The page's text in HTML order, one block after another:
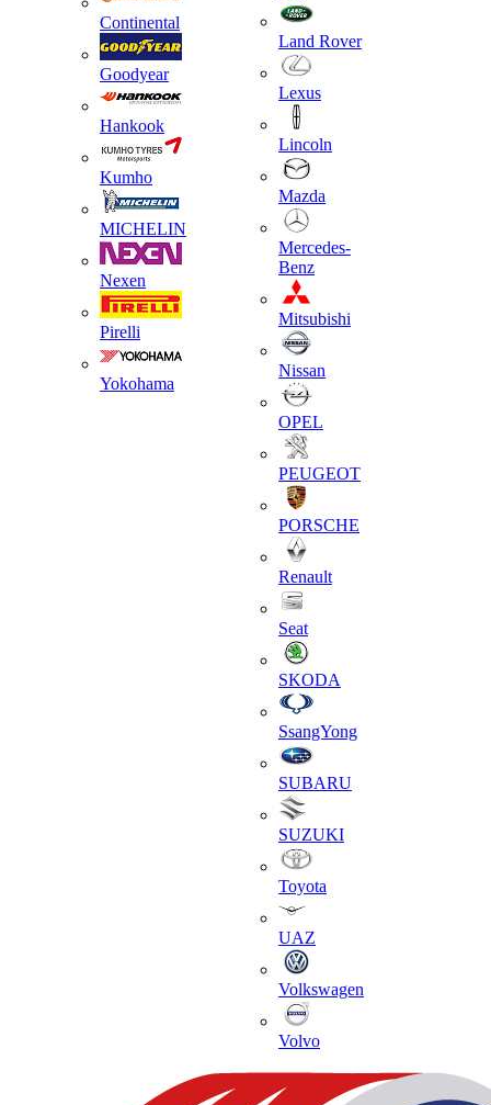
Continental
Goodyear
Hankook
Kumho
MICHELIN
Nexen
Pirelli
Yokohama
Land Rover
Lexus
Lincoln
Mazda
Mercedes-
Benz
Mitsubishi
Nissan
OPEL
PEUGEOT
PORSCHE
Renault
Seat
SKODA
SsangYong
SUBARU
SUZUKI
Toyota
UAZ
Volkswagen
Volvo